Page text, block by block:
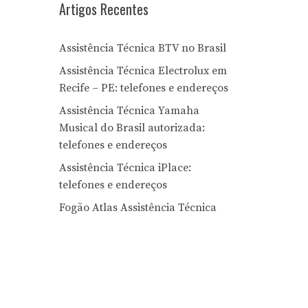
Artigos Recentes
Assistência Técnica BTV no Brasil
Assistência Técnica Electrolux em
Recife – PE: telefones e endereços
Assistência Técnica Yamaha
Musical do Brasil autorizada:
telefones e endereços
Assistência Técnica iPlace:
telefones e endereços
Fogão Atlas Assistência Técnica